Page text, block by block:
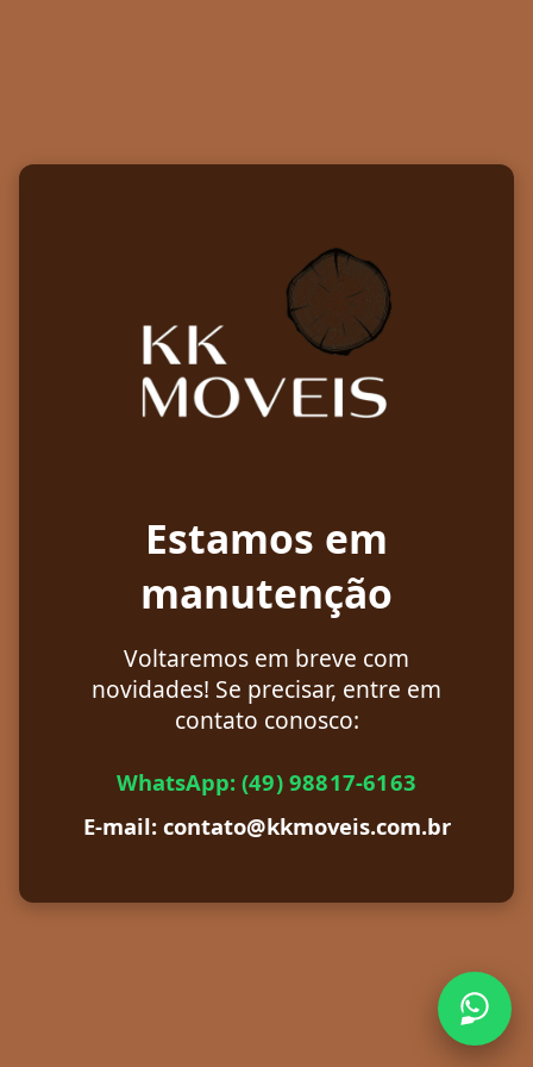
Estamos em
manutenção
Voltaremos em breve com
novidades! Se precisar, entre em
contato conosco:
WhatsApp: (49) 98817-6163
E-mail: contato@kkmoveis.com.br